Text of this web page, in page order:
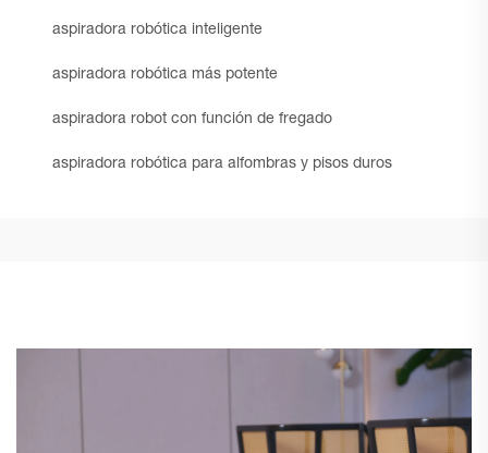
aspiradora robótica inteligente
aspiradora robótica más potente
aspiradora robot con función de fregado
aspiradora robótica para alfombras y pisos duros